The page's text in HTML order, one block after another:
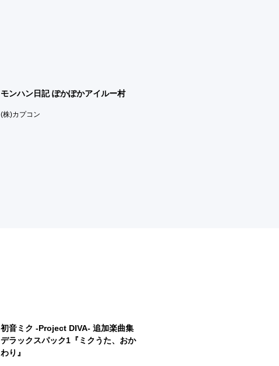
モンハン日記 ぽかぽかアイルー村
(株)カプコン
初音ミク -Project DIVA- 追加楽曲集
デラックスパック1『ミクうた、おか
わり』